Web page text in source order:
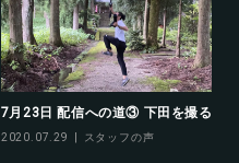
7月23日 配信への道③ 下田を撮る
2020.07.29 スタッフの声